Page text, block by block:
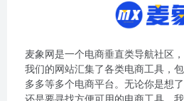
麦象网是一个电商垂直类导航社区
我们的网站汇集了各类电商工具，
多多等多个电商平台。无论你是想